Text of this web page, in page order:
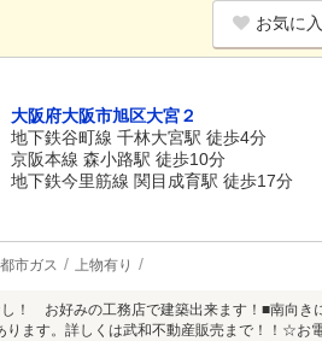
お気に
大阪府大阪市旭区大宮２
地下鉄谷町線 千林大宮駅 徒歩4分
京阪本線 森小路駅 徒歩10分
地下鉄今里筋線 関目成育駅 徒歩17分
都市ガス 上物有り
！ お好みの工務店で建築出来ます！■南向き
ります。詳しくは武和不動産販売まで！！☆